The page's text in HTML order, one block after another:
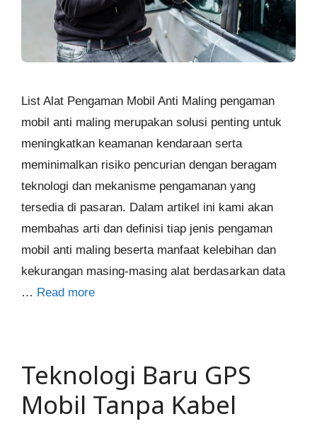
List Alat Pengaman Mobil Anti Maling pengaman
mobil anti maling merupakan solusi penting untuk
meningkatkan keamanan kendaraan serta
meminimalkan risiko pencurian dengan beragam
teknologi dan mekanisme pengamanan yang
tersedia di pasaran. Dalam artikel ini kami akan
membahas arti dan definisi tiap jenis pengaman
mobil anti maling beserta manfaat kelebihan dan
kekurangan masing‑masing alat berdasarkan data
… Read more
Teknologi Baru GPS
Mobil Tanpa Kabel